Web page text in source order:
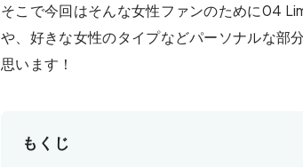
そこで今回はそんな女性ファンのために04
や、好きな女性のタイプなどパーソナルな部
思います！
もくじ